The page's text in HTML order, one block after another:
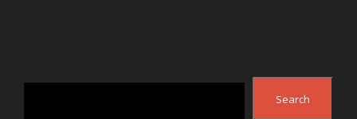
Search
Search